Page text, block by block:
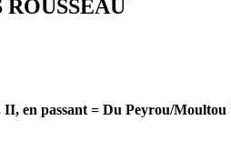
II, en passant = Du Peyrou/Moultou